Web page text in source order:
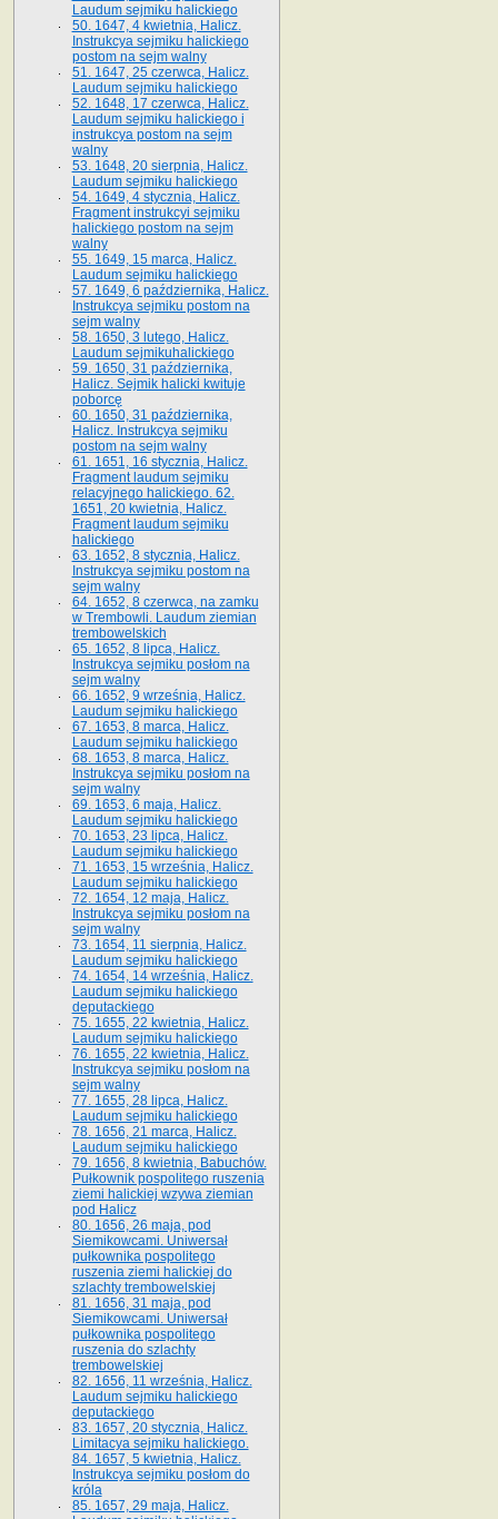
Laudum sejmiku halickiego
50. 1647, 4 kwietnia, Halicz.
Instrukcya sejmiku halickiego
postom na sejm walny
51. 1647, 25 czerwca, Halicz.
Laudum sejmiku halickiego
52. 1648, 17 czerwca, Halicz.
Laudum sejmiku halickiego i
instrukcya postom na sejm
walny
53. 1648, 20 sierpnia, Halicz.
Laudum sejmiku halickiego
54. 1649, 4 stycznia, Halicz.
Fragment instrukcyi sejmiku
halickiego postom na sejm
walny
55. 1649, 15 marca, Halicz.
Laudum sejmiku halickiego
57. 1649, 6 października, Halicz.
Instrukcya sejmiku postom na
sejm walny
58. 1650, 3 lutego, Halicz.
Laudum sejmikuhalickiego
59. 1650, 31 października,
Halicz. Sejmik halicki kwituje
poborcę
60. 1650, 31 października,
Halicz. Instrukcya sejmiku
postom na sejm walny
61. 1651, 16 stycznia, Halicz.
Fragment laudum sejmiku
relacyjnego halickiego. 62.
1651, 20 kwietnia, Halicz.
Fragment laudum sejmiku
halickiego
63. 1652, 8 stycznia, Halicz.
Instrukcya sejmiku postom na
sejm walny
64. 1652, 8 czerwca, na zamku
w Trembowli. Laudum ziemian
trembowelskich
65. 1652, 8 lipca, Halicz.
Instrukcya sejmiku posłom na
sejm walny
66. 1652, 9 września, Halicz.
Laudum sejmiku halickiego
67. 1653, 8 marca, Halicz.
Laudum sejmiku halickiego
68. 1653, 8 marca, Halicz.
Instrukcya sejmiku posłom na
sejm walny
69. 1653, 6 maja, Halicz.
Laudum sejmiku halickiego
70. 1653, 23 lipca, Halicz.
Laudum sejmiku halickiego
71. 1653, 15 września, Halicz.
Laudum sejmiku halickiego
72. 1654, 12 maja, Halicz.
Instrukcya sejmiku posłom na
sejm walny
73. 1654, 11 sierpnia, Halicz.
Laudum sejmiku halickiego
74. 1654, 14 września, Halicz.
Laudum sejmiku halickiego
deputackiego
75. 1655, 22 kwietnia, Halicz.
Laudum sejmiku halickiego
76. 1655, 22 kwietnia, Halicz.
Instrukcya sejmiku posłom na
sejm walny
77. 1655, 28 lipca, Halicz.
Laudum sejmiku halickiego
78. 1656, 21 marca, Halicz.
Laudum sejmiku halickiego
79. 1656, 8 kwietnia, Babuchów.
Pułkownik pospolitego ruszenia
ziemi halickiej wzywa ziemian
pod Halicz
80. 1656, 26 maja, pod
Siemikowcami. Uniwersał
pułkownika pospolitego
ruszenia ziemi halickiej do
szlachty trembowelskiej
81. 1656, 31 maja, pod
Siemikowcami. Uniwersał
pułkownika pospolitego
ruszenia do szlachty
trembowelskiej
82. 1656, 11 września, Halicz.
Laudum sejmiku halickiego
deputackiego
83. 1657, 20 stycznia, Halicz.
Limitacya sejmiku halickiego.
84. 1657, 5 kwietnia, Halicz.
Instrukcya sejmiku posłom do
króla
85. 1657, 29 maja, Halicz.